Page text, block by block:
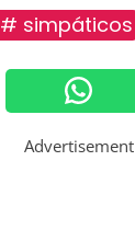
# simpáticos
Advertisement